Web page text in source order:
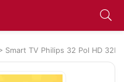
Smart TV Philips 32 Pol HD